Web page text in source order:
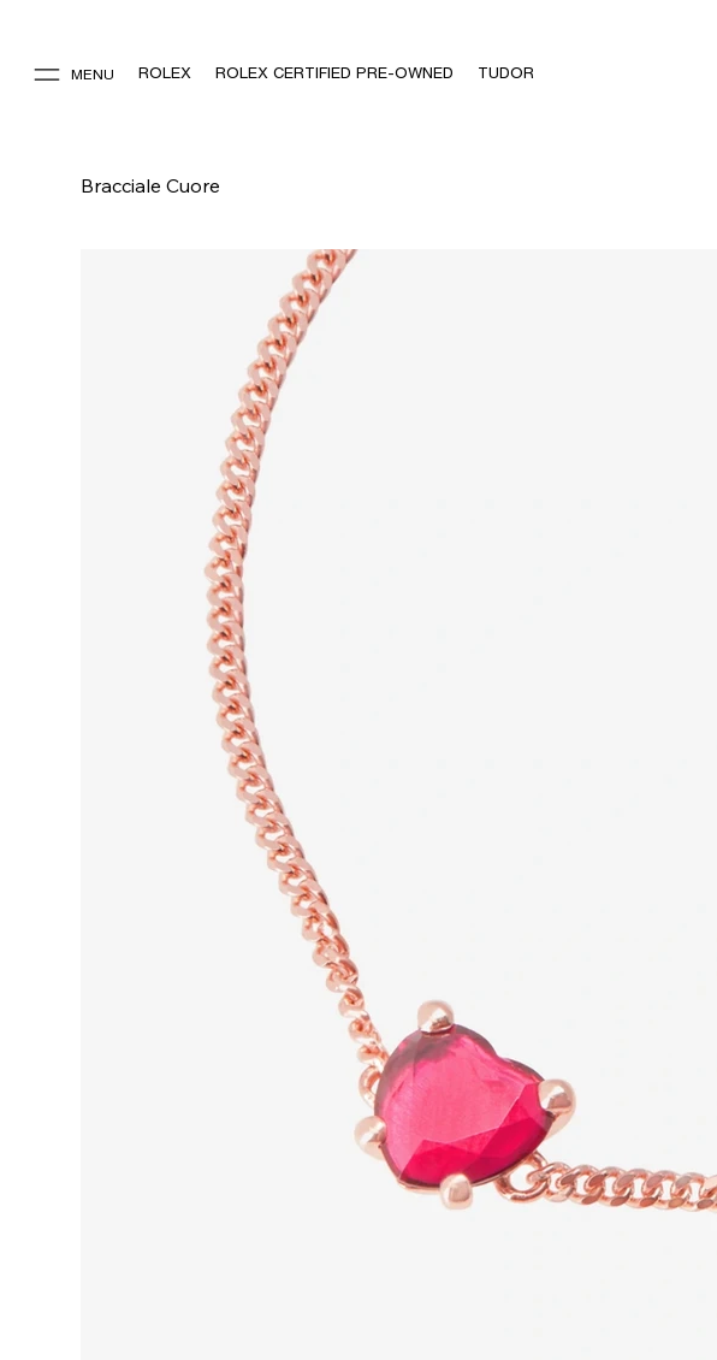
MENU ROLEX ROLEX CERTIFIED PRE-OWNED TUDOR
Bracciale Cuore